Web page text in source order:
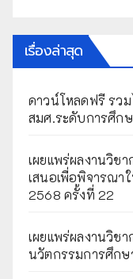
เรื่องล่าสุด
ดาวน์โหลดฟรี รวม
สมศ.ระดับการศึก
เผยแพร่ผลงานวิช
เสนอเพื่อพิจารณา
2568 ครั้งที่ 22
เผยแพร่ผลงานวิช
นวัตกรรมการศึกษ